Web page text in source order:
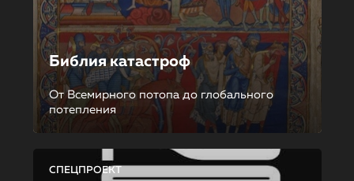
Библия катастроф
От Всемирного потопа до глобального
потепления
СПЕЦПРОЕКТ